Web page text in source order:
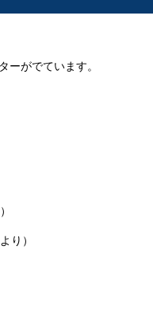
ーがでています。
り）